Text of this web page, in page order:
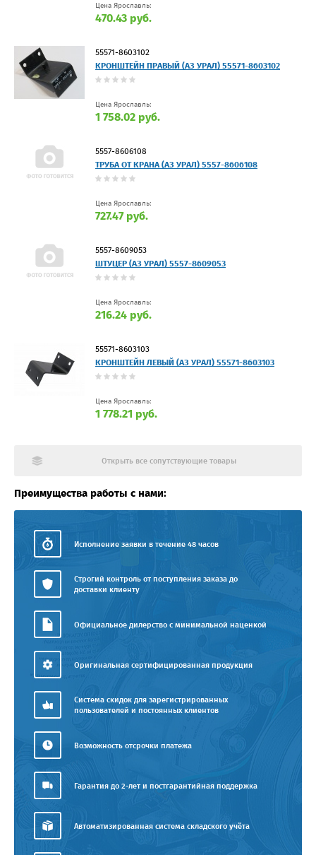
Цена Ярославль:
470.43 руб.
55571-8603102
КРОНШТЕЙН ПРАВЫЙ (АЗ УРАЛ) 55571-8603102
Цена Ярославль:
1 758.02 руб.
5557-8606108
ТРУБА ОТ КРАНА (АЗ УРАЛ) 5557-8606108
Цена Ярославль:
727.47 руб.
5557-8609053
ШТУЦЕР (АЗ УРАЛ) 5557-8609053
Цена Ярославль:
216.24 руб.
55571-8603103
КРОНШТЕЙН ЛЕВЫЙ (АЗ УРАЛ) 55571-8603103
Цена Ярославль:
1 778.21 руб.
Открыть все сопутствующие товары
Преимущества работы с нами:
Исполнение заявки в течение 48 часов
Строгий контроль от поступления заказа до
доставки клиенту
Официальное дилерство с минимальной наценкой
Оригинальная сертифицированная продукция
Система скидок для зарегистрированных
пользователей и постоянных клиентов
Возможность отсрочки платежа
Гарантия до 2-лет и постгарантийная поддержка
Автоматизированная система складского учёта